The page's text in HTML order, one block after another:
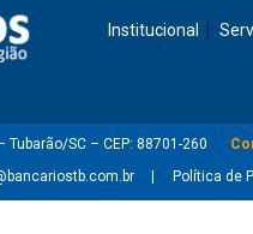
Institucional
Tubarão/SC – CEP: 88701-260
Política de